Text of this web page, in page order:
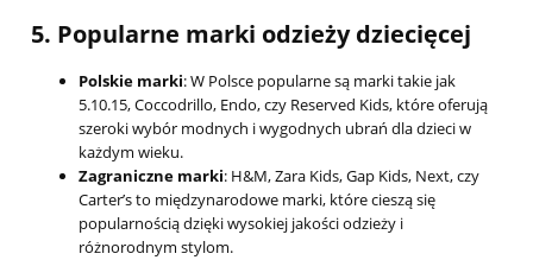
5. Popularne marki odzieży dziecięcej
Polskie marki: W Polsce popularne są marki takie jak
5.10.15, Coccodrillo, Endo, czy Reserved Kids, które oferują
szeroki wybór modnych i wygodnych ubrań dla dzieci w
każdym wieku.
Zagraniczne marki: H&M, Zara Kids, Gap Kids, Next, czy
Carter’s to międzynarodowe marki, które cieszą się
popularnością dzięki wysokiej jakości odzieży i
różnorodnym stylom.